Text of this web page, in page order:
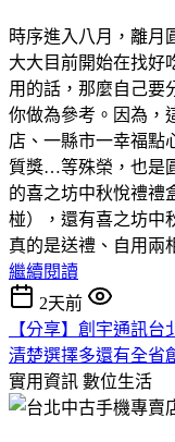
時序進入八月，離月
大大目前開始在找好
用的話，那麼自己要
你做為參考。因為，
店、一縣市一幸福點
質獎…等殊榮，也是
的喜之坊中秋悅禮禮
椪），還有喜之坊中
真的是送禮、自用兩
繼續閱讀
2天前
【分享】創宇通訊
清楚選擇多還有全省
實用資訊 數位生活